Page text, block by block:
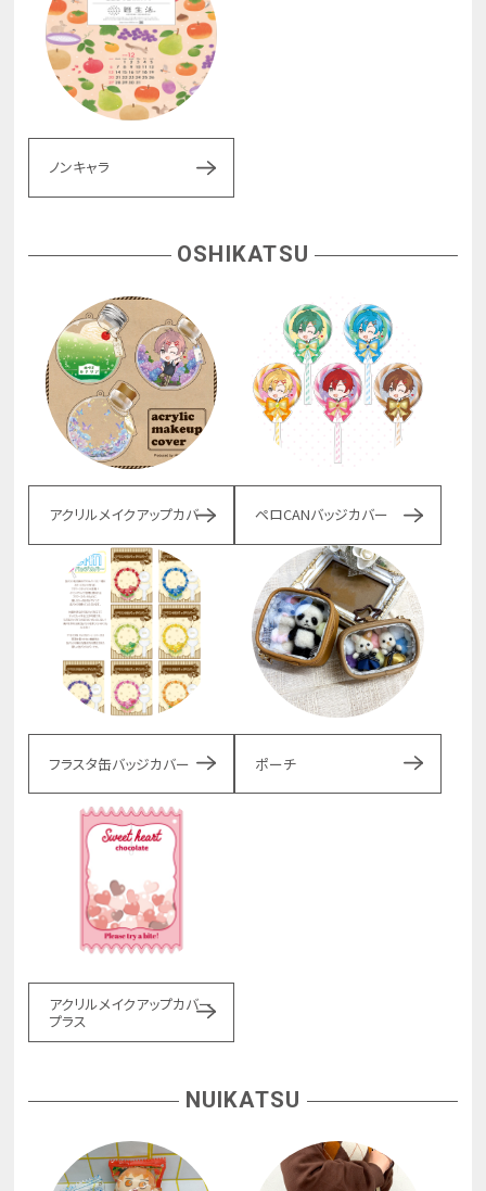
ノンキャラ
OSHIKATSU
アクリルメイクアップカバー ペロCANバッジカバー
フラスタ缶バッジカバー ポーチ
アクリルメイクアップカバー
プラス
NUIKATSU